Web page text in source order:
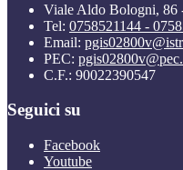
Viale Aldo Bologni, 86
Tel: 0758521144 -
Email:
PEC:
C.F.: 90022390547
Seguici su
Facebook
Youtube